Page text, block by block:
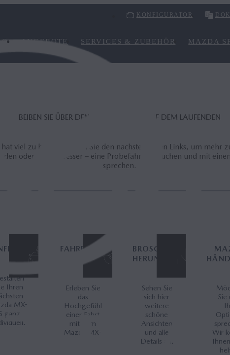
KONFIGURATOR
ANGEBOTE SERVICES & ZUBEHÖR MAZDA
BEIBEN SIE ÜBER DEN MAZDA MX‑5 AUF DEM LAUFENDEN
viel zu bieten: Folgen Sie den nachstehenden Links, um mehr
oder – noch besser – eine Probefahrt zu buchen und mit
sprechen.
Ihren
MX-
ganz
FAHREN SIE
Erleben Sie
das
Hochgefühl
einer Fahrt
mit dem
Mazda MX-
BROSCHÜRE
HERUNTERLADEN
Sehen Sie
sich hier
weitere
schöne
Ansichten
und alle
Details an.
Sie
Wir